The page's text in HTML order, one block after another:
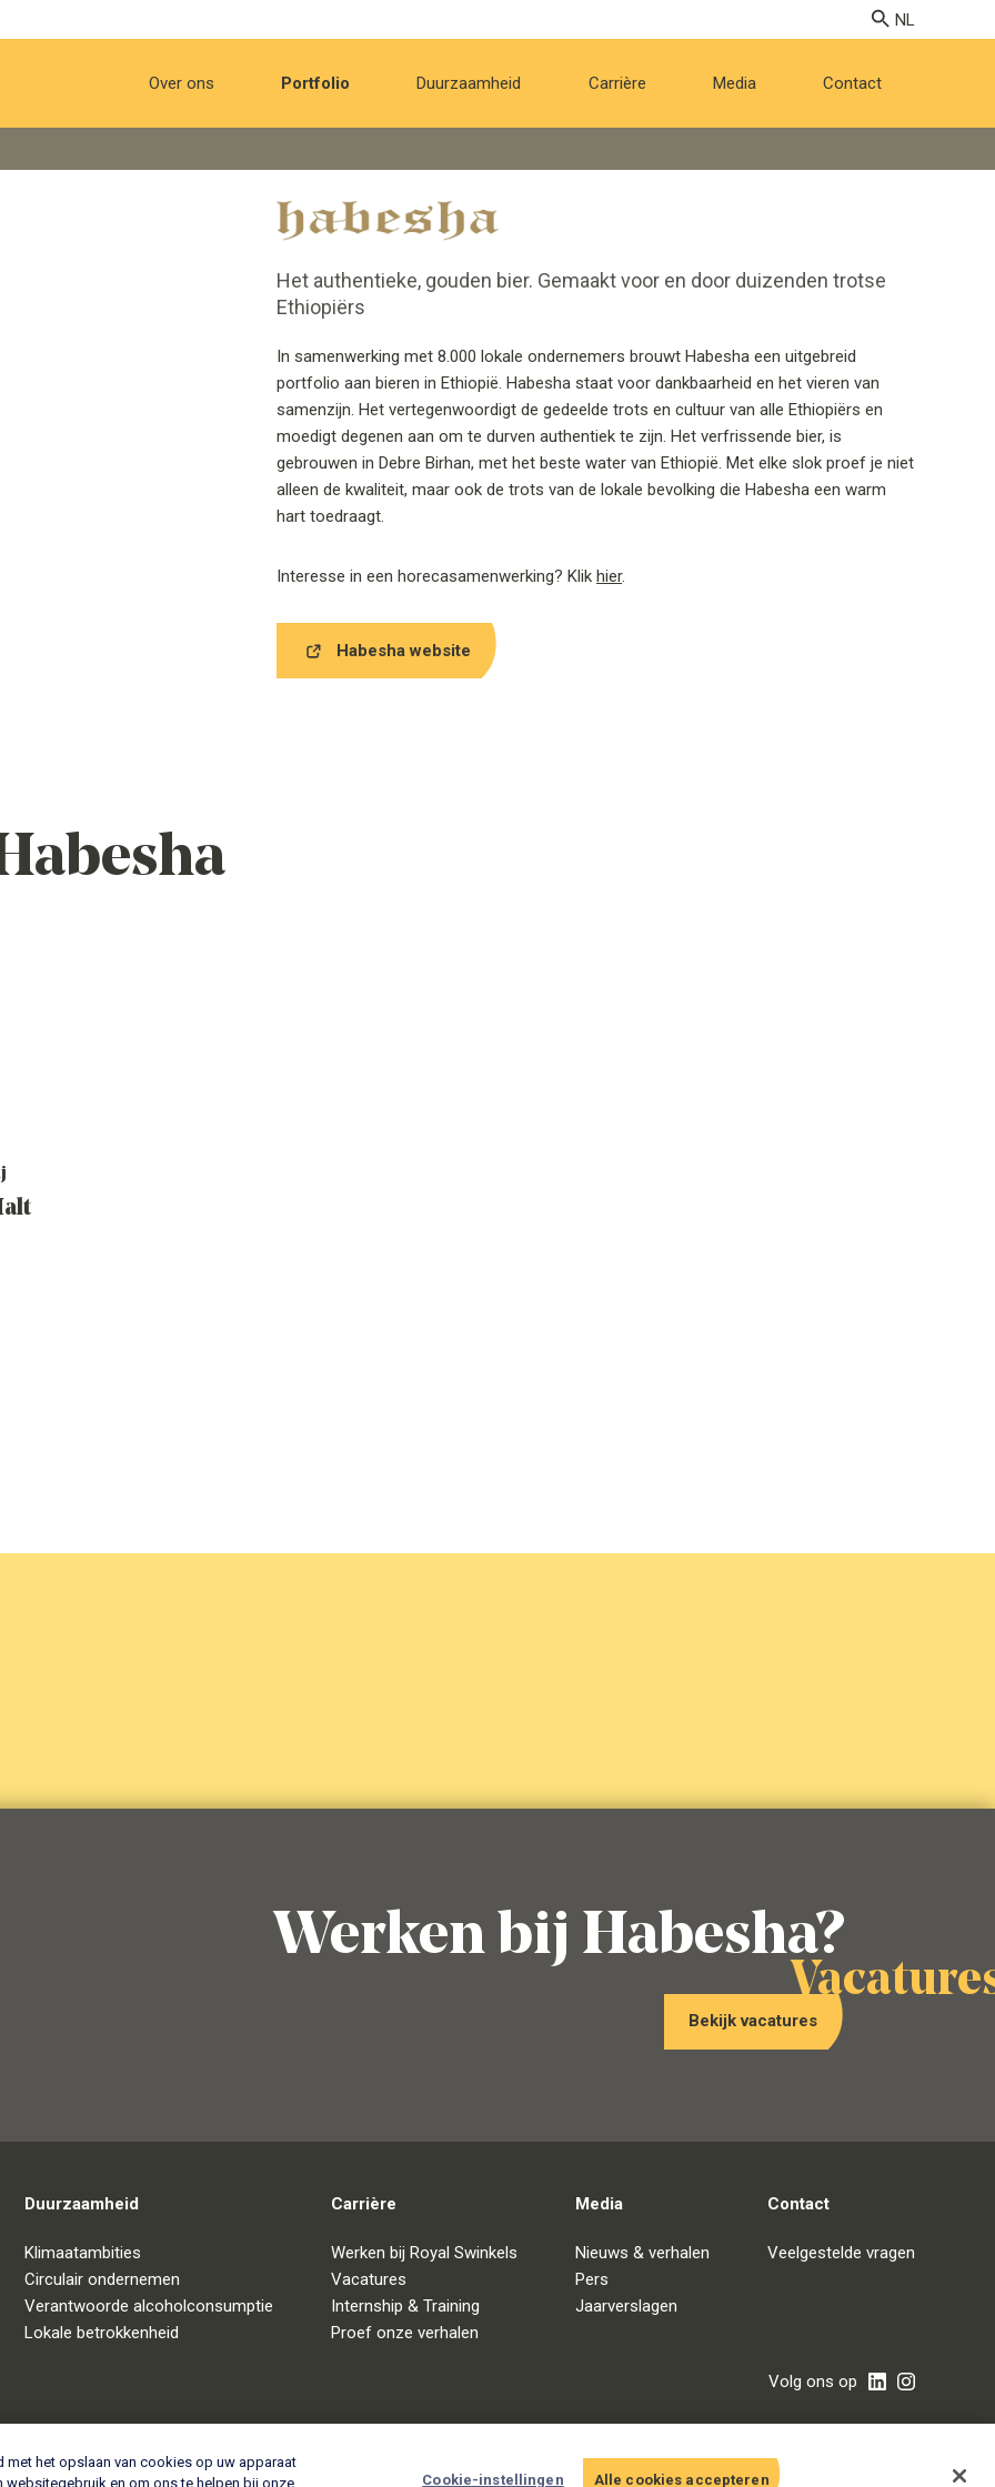
Over ons Portfolio Duurzaamheid Carrière Media Contact
Het authentieke, gouden bier. Gemaakt voor en door duizenden trotse
Ethiopiërs
In samenwerking met 8.000 lokale ondernemers brouwt Habesha een uitgebreid
portfolio aan bieren in Ethiopië. Habesha staat voor dankbaarheid en het vieren van
samenzijn. Het vertegenwoordigt de gedeelde trots en cultuur van alle Ethiopiërs en
moedigt degenen aan om te durven authentiek te zijn. Het verfrissende bier, is
gebrouwen in Debre Birhan, met het beste water van Ethiopië. Met elke slok proef je niet
alleen de kwaliteit, maar ook de trots van de lokale bevolking die Habesha een warm
hart toedraagt.
Interesse in een horecasamenwerking? Klik hier.
Habesha website
Alcoholvrij
Bieren
Werken bij Habesha?
Bekijk vacatures
Duurzaamheid
Klimaatambities
Circulair ondernemen
Verantwoorde alcoholconsumptie
Lokale betrokkenheid
Carrière
Werken bij Royal Swinkels
Vacatures
Internship & Training
Proef onze verhalen
Media
Nieuws & verhalen
Pers
Jaarverslagen
Contact
Veelgestelde vragen
Volg ons op
met het opslaan van cookies op uw apparaat
websitegebruik en om ons te helpen bij onze
Cookie-instellingen Alle cookies accepteren